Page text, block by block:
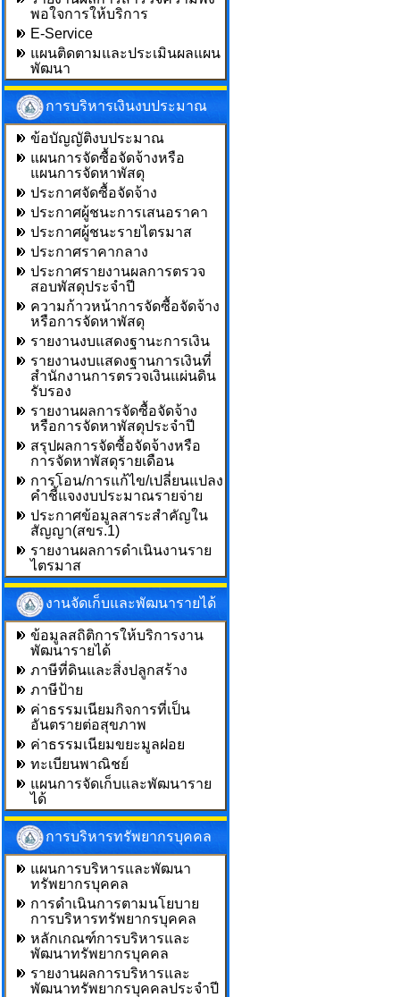
พอใจการให้บริการ
E-Service
แผนติดตามและประเมินผลแผน
พัฒนา
การบริหารเงินงบประมาณ
ข้อบัญญัติงบประมาณ
แผนการจัดซื้อจัดจ้างหรือ
แผนการจัดหาพัสดุ
ประกาศจัดซื้อจัดจ้าง
ประกาศผู้ชนะการเสนอราคา
ประกาศผู้ชนะรายไตรมาส
ประกาศราคากลาง
ประกาศรายงานผลการตรวจ
สอบพัสดุประจำปี
ความก้าวหน้าการจัดซื้อจัดจ้าง
หรือการจัดหาพัสดุ
รายงานงบแสดงฐานะการเงิน
รายงานงบแสดงฐานการเงินที่
สำนักงานการตรวจเงินแผ่นดิน
รับรอง
รายงานผลการจัดซื้อจัดจ้าง
หรือการจัดหาพัสดุประจำปี
สรุปผลการจัดซื้อจัดจ้างหรือ
การจัดหาพัสดุรายเดือน
การโอน/การแก้ไข/เปลี่ยนแปลง
คำชี้แจงงบประมาณรายจ่าย
ประกาศข้อมูลสาระสำคัญใน
สัญญา(สขร.1)
รายงานผลการดำเนินงานราย
ไตรมาส
งานจัดเก็บและพัฒนารายได้
ข้อมูลสถิติการให้บริการงาน
พัฒนารายได้
ภาษีที่ดินและสิ่งปลูกสร้าง
ภาษีป้าย
ค่าธรรมเนียมกิจการที่เป็น
อันตรายต่อสุขภาพ
ค่าธรรมเนียมขยะมูลฝอย
ทะเบียนพาณิชย์
แผนการจัดเก็บและพัฒนาราย
ได้
การบริหารทรัพยากรบุคคล
แผนการบริหารและพัฒนา
ทรัพยากรบุคคล
การดำเนินการตามนโยบาย
การบริหารทรัพยากรบุคคล
หลักเกณฑ์การบริหารและ
พัฒนาทรัพยากรบุคคล
รายงานผลการบริหารและ
พัฒนาทรัพยากรบุคคลประจำปี